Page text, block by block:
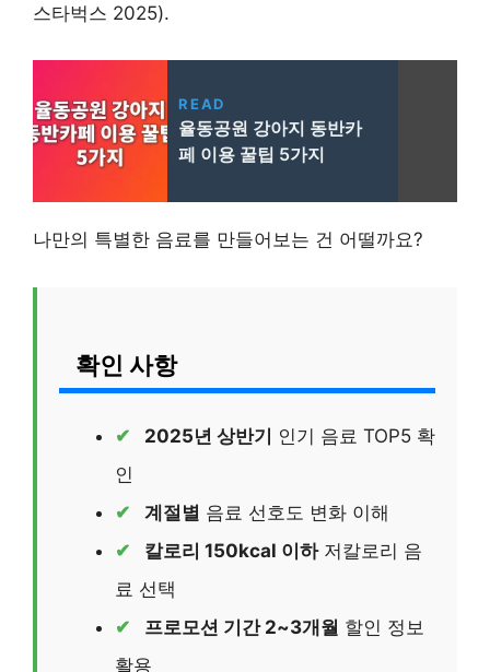
스타벅스 2025).
READ
율동공원 강아지 동반카
페 이용 꿀팁 5가지
나만의 특별한 음료를 만들어보는 건 어떨까요?
확인 사항
2025년 상반기 인기 음료 TOP5 확
인
계절별 음료 선호도 변화 이해
칼로리 150kcal 이하저칼로리 음
료 선택
프로모션 기간 2~3개월 할인 정보
활용